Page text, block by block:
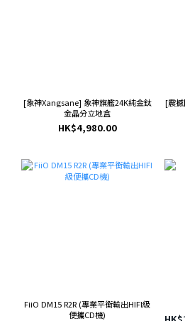
[象神Xangsane] 象神旗艦24K純金鈦
金晶分立地盒
HK$4,980.00
[震撼
FiiO DM15 R2R (專業平衡輸出HIFI級
便攜CD機)